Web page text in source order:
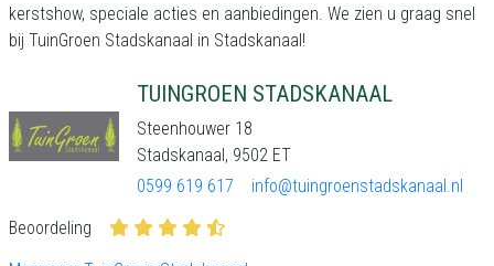
kerstshow, speciale acties en aanbiedingen. We zien u graag snel
bij TuinGroen Stadskanaal in Stadskanaal!
TUINGROEN STADSKANAAL
Steenhouwer 18
Stadskanaal, 9502 ET
0599 619 617
info@tuingroenstadskanaal.nl
Beoordeling